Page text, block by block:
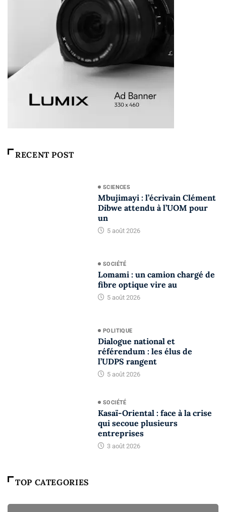
RECENT POST
SCIENCES
Mbujimayi : l’écrivain Clément
Dibwe attendu à l’UOM pour
un
5 août 2026
SOCIÉTÉ
Lomami : un camion chargé de
fibre optique vire au
5 août 2026
POLITIQUE
Dialogue national et
référendum : les élus de
l’UDPS rangent
5 août 2026
SOCIÉTÉ
Kasaï-Oriental : face à la crise
qui secoue plusieurs
entreprises
3 août 2026
TOP CATEGORIES